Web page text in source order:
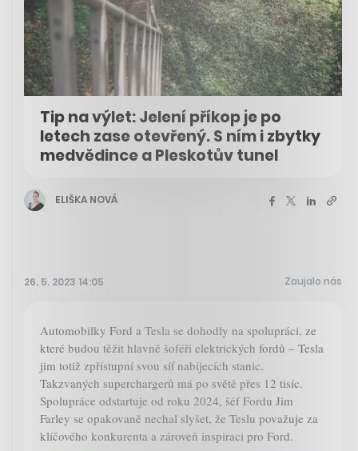
Tip na výlet: Jelení příkop je po
letech zase otevřený. S ním i zbytky
medvědince a Pleskotův tunel
ELIŠKA NOVÁ
26. 5. 2023 14:05 Zaujalo nás
Automobilky Ford a Tesla se dohodly na spolupráci, ze
které budou těžit hlavně šoféři elektrických fordů – Tesla
jim totiž zpřístupní svou síť nabíjecích stanic.
Takzvaných superchargerů má po světě přes 12 tisíc.
Spolupráce odstartuje od roku 2024, šéf Fordu Jim
Farley se opakovaně nechal slyšet, že Teslu považuje za
klíčového konkurenta a zároveň inspiraci pro Ford.